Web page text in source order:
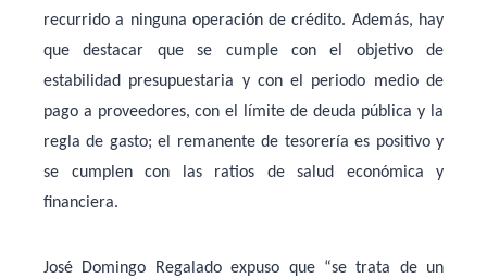
recurrido a ninguna operación de crédito. Además, hay
que destacar que se cumple con el objetivo de
estabilidad presupuestaria y con el periodo medio de
pago a proveedores, con el límite de deuda pública y la
regla de gasto; el remanente de tesorería es positivo y
se cumplen con las ratios de salud económica y
financiera.
José Domingo Regalado expuso que “se trata de un